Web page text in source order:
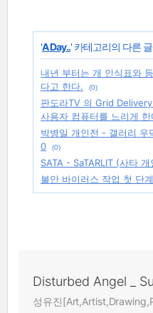
'A Day..' 카테고리의 다른 글
내년 부터는 개 인식표와
다고 한다.
(0)
판도라TV 의 Grid
사용자 컴퓨터를 느리게 한
박병일 개인전 - 갤러리 우
0
(0)
SATA - SaTARLIT (사타 개
불안 바이러스 작업 첫 단계
Disturbed Angel _
성유진